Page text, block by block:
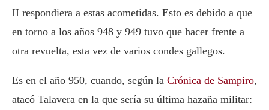
II respondiera a estas acometidas. Esto es debido a que
en torno a los años 948 y 949 tuvo que hacer frente a
otra revuelta, esta vez de varios condes gallegos.
Es en el año 950, cuando, según la Crónica de Sampiro,
atacó Talavera en la que sería su última hazaña militar: